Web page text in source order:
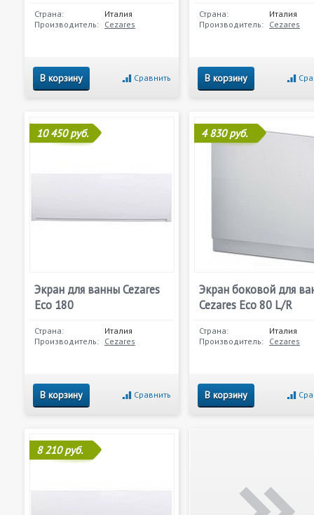
Страна:
Италия
Производитель: Cezares
В корзину Сравнить
Страна:
Италия
Производитель: Cezares
В корзину
10 450 руб.
Экран для ванны Cezares
Eco 180
Страна:
Италия
Производитель: Cezares
В корзину Сравнить
4 830 руб.
Экран боковой для
Cezares Eco 80 L/R
Страна:
Италия
Производитель: Cezares
В корзину
8 210 руб.